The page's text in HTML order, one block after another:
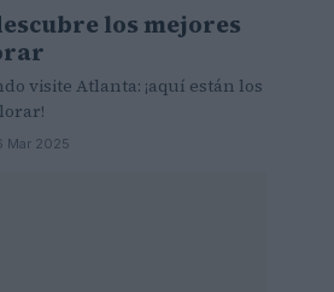
los mejores
visite Atlanta: ¡aquí están los
Mar 2025